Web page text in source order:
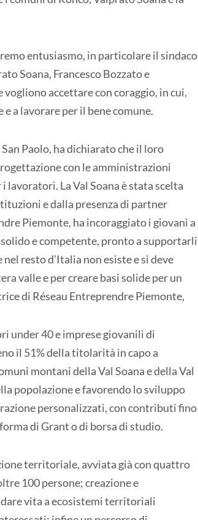
entusiasmo, in particolare il sindaco
Soana, Francesco Bozzato e
vogliono accettare con coraggio, in cui,
a lavorare per il bene comune.
Paolo, ha dichiarato che il loro
con le amministrazioni
La Val Soana è stata scelta
e dalla presenza di partner
Piemonte, ha incoraggiato i giovani a
e competente, pronto a supportarli
resto d’Italia non esiste e si deve
valle e per creare basi solide per un
di Réseau Entreprendre Piemonte,
under 40 e imprese giovanili di
il 51% della titolarità in capo a
montani della Val Soana e della Val
popolazione e favorendo lo sviluppo
personalizzati, con contributi fino
di Grant o di borsa di studio.
territoriale, avviata già con quattro
100 persone; creazione e
vita a ecosistemi territoriali